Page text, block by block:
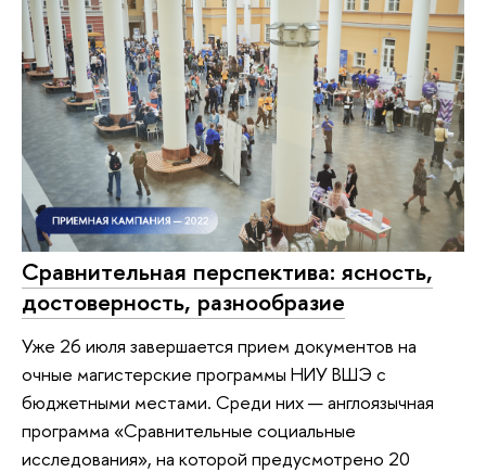
Сравнительная перспектива: ясность,
достоверность, разнообразие
Уже 26 июля завершается прием документов на
очные магистерские программы НИУ ВШЭ с
бюджетными местами. Среди них — англоязычная
программа «Сравнительные социальные
исследования», на которой предусмотрено 20